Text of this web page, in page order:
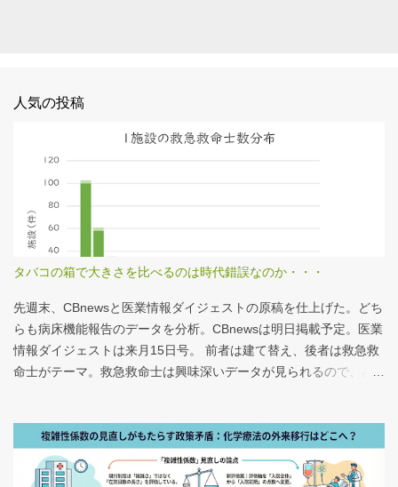
人気の投稿
タバコの箱で大きさを比べるのは時代錯誤なのか・・・
先週末、CBnewsと医業情報ダイジェストの原稿を仕上げた。どち
らも病床機能報告のデータを分析。CBnewsは明日掲載予定。医業
情報ダイジェストは来月15日号。 前者は建て替え、後者は救急救
命士がテーマ。救急救命士は興味深いデータが見られるので、み
は、医業情報ダイジェストの記事をお読みください！なのだが、
分析結果の一例は下のグラフ。 病床機能報告（2023年度報告）を
基に作成 ※救急救命士の人数は常勤・非常勤（常勤換算）の合